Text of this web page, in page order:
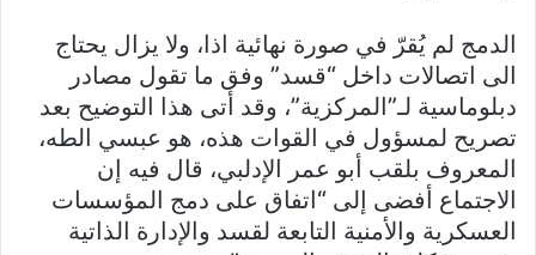
الدمج لم يُقرّ في صورة نهائية اذا، ولا يزال يحتاج
الى اتصالات داخل “قسد” وفق ما تقول مصادر
دبلوماسية لـ”المركزية”، وقد أتى هذا التوضيح بعد
تصريح لمسؤول في القوات هذه، هو عبسي الطه،
المعروف بلقب أبو عمر الإدلبي، قال فيه إن
الاجتماع أفضى إلى “اتفاق على دمج المؤسسات
العسكرية والأمنية التابعة لقسد والإدارة الذاتية